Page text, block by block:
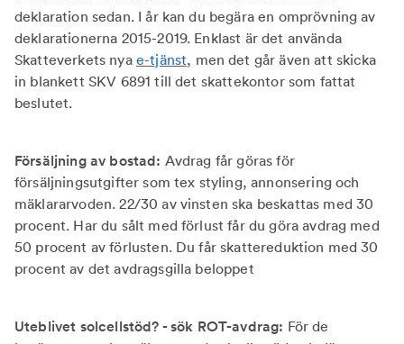
deklaration sedan. I år kan du begära en omprövning av
deklarationerna 2015-2019. Enklast är det använda
Skatteverkets nya e-tjänst, men det går även att skicka
in blankett SKV 6891 till det skattekontor som fattat
beslutet.
Försäljning av bostad: Avdrag får göras för
försäljningsutgifter som tex styling, annonsering och
mäklararvoden. 22/30 av vinsten ska beskattas med 30
procent. Har du sålt med förlust får du göra avdrag med
50 procent av förlusten. Du får skattereduktion med 30
procent av det avdragsgilla beloppet
Uteblivet solcellstöd? - sök ROT-avdrag: För de